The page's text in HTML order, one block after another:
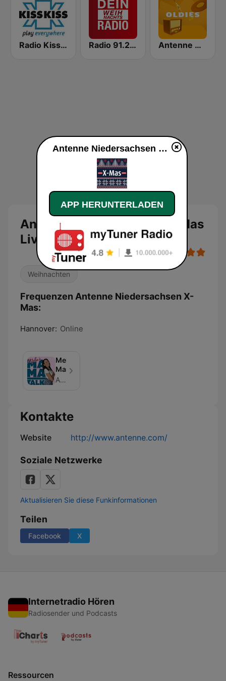
Radio Kiss Kiss Radio 91.2 - Weih Nachts Radio Antenne Niedersachsen Oldies
Antenne Niedersachsen X-Mas
Live
Weihnachten
Frequenzen Antenne Niedersachsen X-
Mas:
Hannover: Online
Mela‘s
MamaTalk
Antenne Niedersachsen präsentiert: Ratgeber für Mamas. Talk über Frauengesundheit („So ist schwanger sein…“) über die Geburt bis hin zur Kindererziehung und Kinderbetreuung
Kontakte
Website http://www.antenne.com/
Soziale Netzwerke
Aktualisieren Sie diese Funkinformationen
Teilen
Facebook X
Internetradio Hören
Radiosender und Podcasts
Ressourcen
Antenne Niedersachsen X-Mas live
APP HERUNTERLADEN